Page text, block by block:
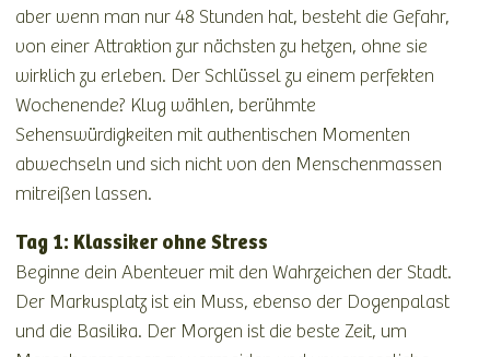
aber wenn man nur 48 Stunden hat, besteht die Gefahr,
von einer Attraktion zur nächsten zu hetzen, ohne sie
wirklich zu erleben. Der Schlüssel zu einem perfekten
Wochenende? Klug wählen, berühmte
Sehenswürdigkeiten mit authentischen Momenten
abwechseln und sich nicht von den Menschenmassen
mitreißen lassen.
Tag 1: Klassiker ohne Stress
Beginne dein Abenteuer mit den Wahrzeichen der Stadt.
Der Markusplatz ist ein Muss, ebenso der Dogenpalast
und die Basilika. Der Morgen ist die beste Zeit, um